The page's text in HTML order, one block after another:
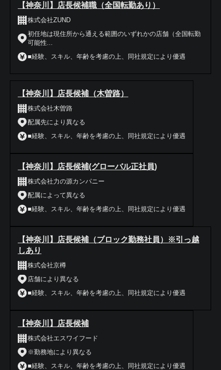
【神奈川】店長候補職（全国転勤あり）
株式会社ZUND
初任地は現住所から通える範囲のいずれかの店舗（全国転勤
可能性...
■経験、スキル、年齢を考慮の上、同社規定により優遇
【神奈川】店長候補（木曽路）
株式会社木曽路
配属先により異なる
■経験、スキル、年齢を考慮の上、同社規定により優遇
【神奈川】店長候補(グローバル正社員)
株式会社力の源カンパニー
配属によって異なる
■経験、スキル、年齢を考慮の上、同社規定により優遇
【神奈川】店長候補（ブロック勤務社員）※引っ越
しあり
株式会社京樽
店舗により異なる
■経験、スキル、年齢を考慮の上、同社規定により優遇
【神奈川】店長候補
株式会社エスワイフード
※勤務地により異なる
■経験、スキル、年齢を考慮の上、同社規定により優遇